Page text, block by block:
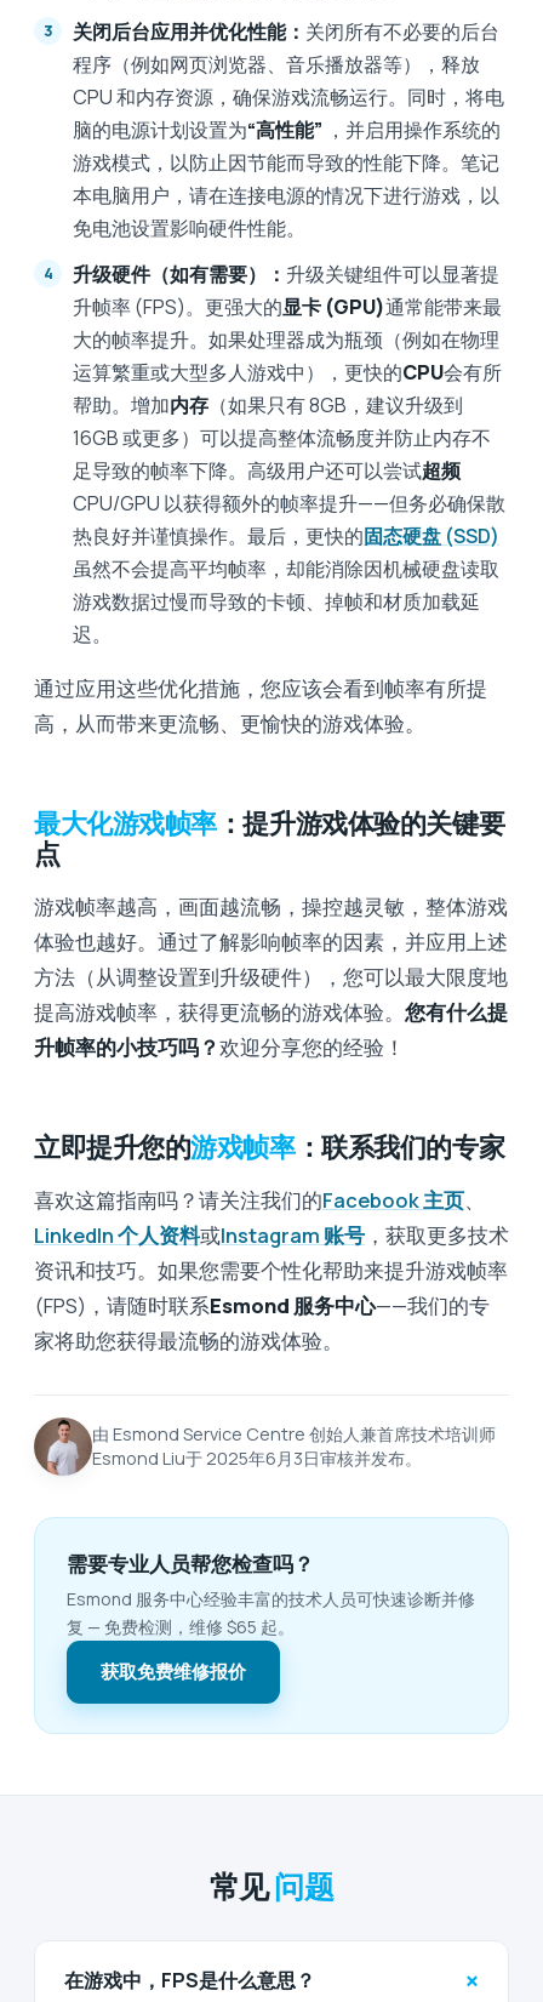
关闭后台应用并优化性能： 关闭所有不必要的后台
程序（例如网页浏览器、音乐播放器等），释放
CPU 和内存资源，确保游戏流畅运行。同时，将电
脑的电源计划设置为“高性能” ，并启用操作系统的
游戏模式，以防止因节能而导致的性能下降。笔记
本电脑用户，请在连接电源的情况下进行游戏，以
免电池设置影响硬件性能。
升级硬件（如有需要）： 升级关键组件可以显著提
升帧率 (FPS)。更强大的显卡 (GPU)通常能带来最
大的帧率提升。如果处理器成为瓶颈（例如在物理
运算繁重或大型多人游戏中），更快的CPU会有所
帮助。增加内存 （如果只有 8GB，建议升级到
16GB 或更多）可以提高整体流畅度并防止内存不
足导致的帧率下降。高级用户还可以尝试超频
CPU/GPU 以获得额外的帧率提升——但务必确保散
热良好并谨慎操作。最后，更快的固态硬盘 (SSD)
虽然不会提高平均帧率，却能消除因机械硬盘读取
游戏数据过慢而导致的卡顿、掉帧和材质加载延
迟。
通过应用这些优化措施，您应该会看到帧率有所提
高，从而带来更流畅、更愉快的游戏体验。
最大化游戏帧率：提升游戏体验的关键要
点
游戏帧率越高，画面越流畅，操控越灵敏，整体游戏
体验也越好。通过了解影响帧率的因素，并应用上述
方法（从调整设置到升级硬件），您可以最大限度地
提高游戏帧率，获得更流畅的游戏体验。 您有什么提
升帧率的小技巧吗？欢迎分享您的经验！
立即提升您的游戏帧率：联系我们的专家
喜欢这篇指南吗？请关注我们的Facebook 主页、
LinkedIn 个人资料或Instagram 账号 ，获取更多技术
资讯和技巧。如果您需要个性化帮助来提升游戏帧率
(FPS)，请随时联系Esmond 服务中心——我们的专
家将助您获得最流畅的游戏体验。
由 Esmond Service Centre 创始人兼首席技术培训师
Esmond Liu于 2025年6月3日审核并发布。
需要专业人员帮您检查吗？
Esmond 服务中心经验丰富的技术人员可快速诊断并修
复 — 免费检测，维修 $65 起。
获取免费维修报价
常见问题
在游戏中，FPS是什么意思？ +